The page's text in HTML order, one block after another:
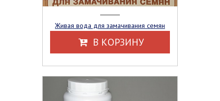
Живая вода для замачивания семян
В КОРЗИНУ